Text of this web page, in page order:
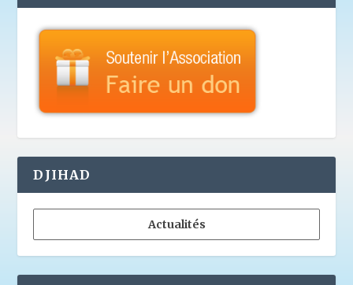
DJIHAD
Actualités